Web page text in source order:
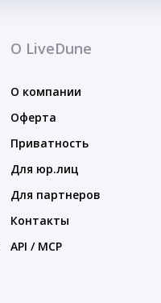
О LiveDune
О компании
Оферта
Приватность
Для юр.лиц
Для партнеров
Контакты
API / MCP